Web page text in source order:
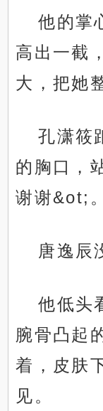
他的掌
高出一截
大，把她
孔潇筱
的胸口，
谢谢&ot;。
唐逸辰
他低头
腕骨凸起
着，皮肤
见。